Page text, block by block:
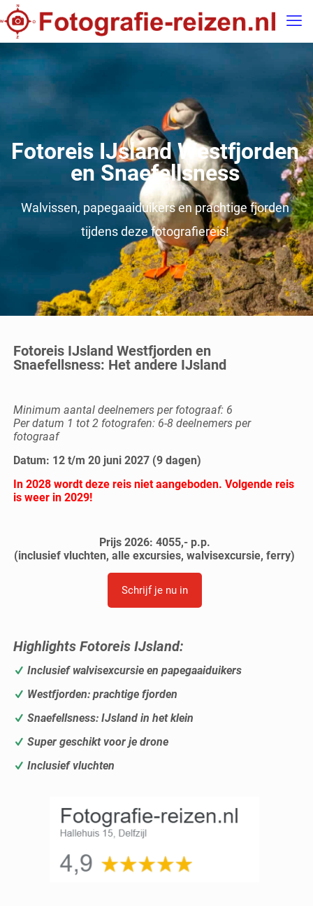
Fotoreis IJsland Westfjorden
en Snaefellsness
Walvissen, papegaaiduikers en prachtige fjorden
tijdens deze fotografiereis!
Fotoreis IJsland Westfjorden en
Snaefellsness: Het andere IJsland
Minimum aantal deelnemers per fotograaf: 6
Per datum 1 tot 2 fotografen: 6-8 deelnemers per
fotograaf
Datum: 12 t/m 20 juni 2027 (9 dagen)
In 2028 wordt deze reis niet aangeboden. Volgende reis
is weer in 2029!
Prijs 2026: 4055,- p.p.
(inclusief vluchten, alle excursies, walvisexcursie, ferry)
Schrijf je nu in
Highlights Fotoreis IJsland:
Inclusief walvisexcursie en papegaaiduikers
Westfjorden: prachtige fjorden
Snaefellsness: IJsland in het klein
Super geschikt voor je drone
Inclusief vluchten